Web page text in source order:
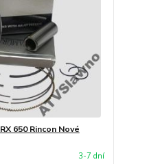
650 Rincon Nové
3-7 dní